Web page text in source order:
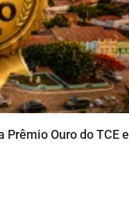
Prêmio Ouro do TCE e